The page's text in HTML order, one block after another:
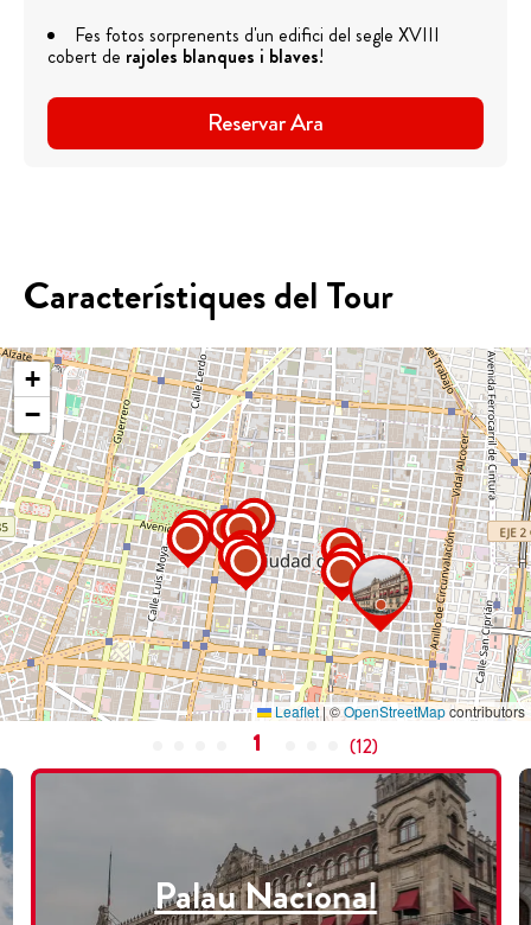
Fes fotos sorprenents d'un edifici del segle XVIII
cobert de rajoles blanques i blaves!
Reservar Ara
Característiques del Tour
+
−
Leaflet |©OpenStreetMapcontributors
1 (12)
Palau Nacional